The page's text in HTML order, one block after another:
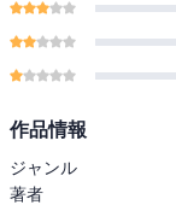
作品情報
ジャンル
著者